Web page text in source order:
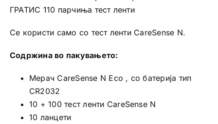
ГРАТИС 110 парчиња тест ленти
Се користи само со тест ленти CareSense N.
Содржина во пакувањето:
Мерач CareSense N Eco , со батерија тип
CR2032
10 + 100 тест ленти CareSense N
10 ланцети